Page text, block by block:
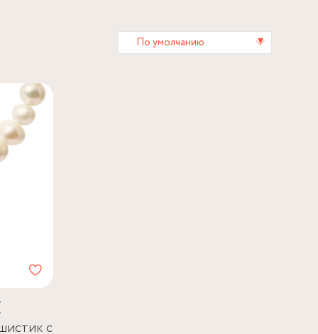
По умолчанию ▾
с